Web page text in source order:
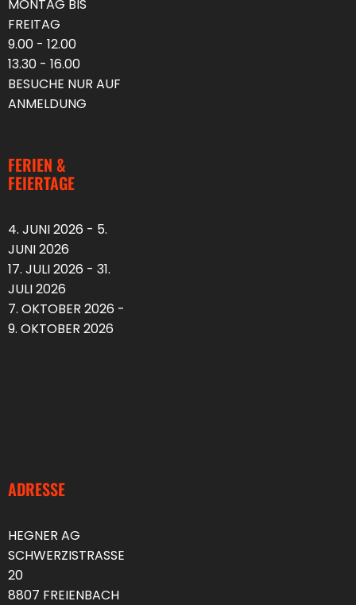
MONTAG BIS
FREITAG
9.00 - 12.00
13.30 - 16.00
BESUCHE NUR AUF
ANMELDUNG
FERIEN &
FEIERTAGE
4. JUNI 2026 - 5.
JUNI 2026
17. JULI 2026 - 31.
JULI 2026
7. OKTOBER 2026 -
9. OKTOBER 2026
ADRESSE
HEGNER AG
SCHWERZISTRASSE
20
8807 FREIENBACH